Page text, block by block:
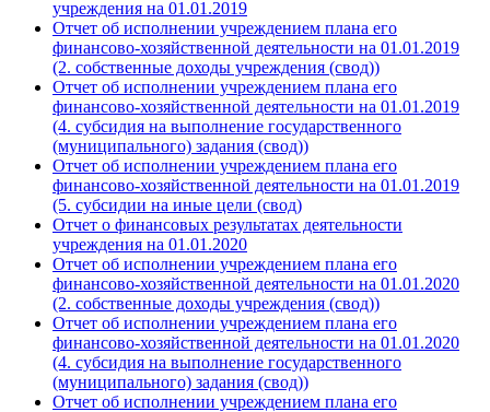
учреждения на 01.01.2019
Отчет об исполнении учреждением плана его
финансово-хозяйственной деятельности на 01.01.2019
(2. собственные доходы учреждения (свод))
Отчет об исполнении учреждением плана его
финансово-хозяйственной деятельности на 01.01.2019
(4. субсидия на выполнение государственного
(муниципального) задания (свод))
Отчет об исполнении учреждением плана его
финансово-хозяйственной деятельности на 01.01.2019
(5. субсидии на иные цели (свод)
Отчет о финансовых результатах деятельности
учреждения на 01.01.2020
Отчет об исполнении учреждением плана его
финансово-хозяйственной деятельности на 01.01.2020
(2. собственные доходы учреждения (свод))
Отчет об исполнении учреждением плана его
финансово-хозяйственной деятельности на 01.01.2020
(4. субсидия на выполнение государственного
(муниципального) задания (свод))
Отчет об исполнении учреждением плана его